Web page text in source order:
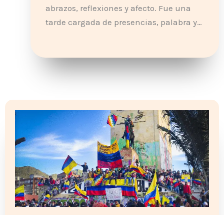
abrazos, reflexiones y afecto. Fue una
tarde cargada de presencias, palabra y…